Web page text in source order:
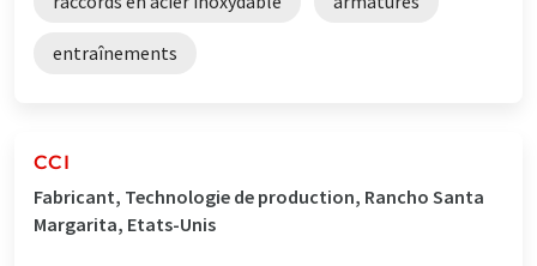
entraînements
CCI
Fabricant, Technologie de production, Rancho Santa
Margarita, Etats-Unis